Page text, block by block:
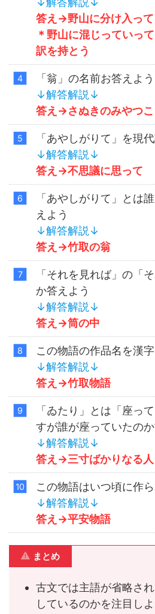
答え→野山に分け入って
＊野山に混じっていっ
訳を持とう
「翁」の名前お答えよう
↓解答解説↓
答え→さぬきのみやつこ
「あやしがりて」を現
↓解答解説↓
答え→不思議に思って
「あやしがりて」とは
えよう
↓解答解説↓
答え→竹取の翁
「それを見れば」の「
か答えよう
↓解答解説↓
答え→筒の中
この物語の作品名を漢
↓解答解説↓
答え→竹取物語
「ゐたり」とは「座っ
すが誰が座っていたの
↓解答解説↓
答え→三寸ばかりなる人
この物語はいつ頃に作
↓解答解説↓
答え→平安物語
まとめ
古文では主語が省略さ
しているのかを注目しよ